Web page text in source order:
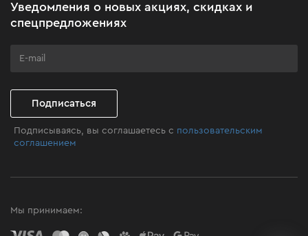
Программа лояльности
Уведомления о новых акциях, скидках и
спецпредложениях
Подписаться
Подписываясь, вы соглашаетесь с пользовательским
соглашением
Мы принимаем: